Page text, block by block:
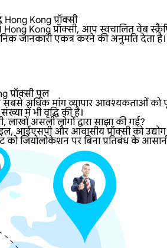
Kong प्रॉक्सी
Kong प्रॉक्सी, आप स्वचालित वेब
जानकारी एकत्र करने की अनुमति देता है।
प्रॉक्सी पूल
सबसे अधिक मांग व्यापार आवश्यकताओं को
में भी वृद्धि की है।
असली लोगों द्वारा साझा की गई?
आईएसपी और आवासीय प्रॉक्सी को
जियोलोकेशन पर बिना प्रतिबंध के